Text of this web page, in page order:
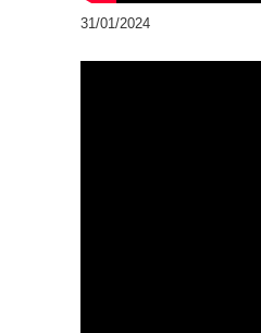
31/01/2024